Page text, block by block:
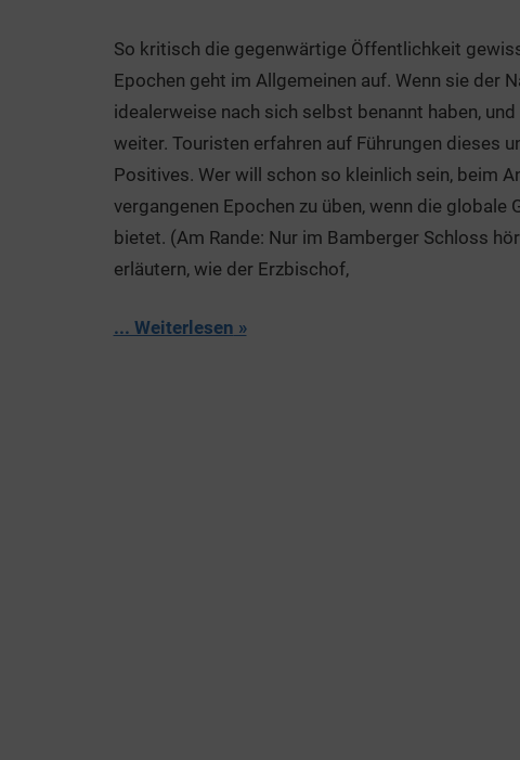
So kritisch die gegenwärtige Öffentlichkeit
Epochen geht im Allgemeinen auf. Wenn sie der
idealerweise nach sich selbst benannt haben,
weiter. Touristen erfahren auf Führungen dieses
Positives. Wer will schon so kleinlich sein, beim
vergangenen Epochen zu üben, wenn die
bietet. (Am Rande: Nur im Bamberger Schloss
erläutern, wie der Erzbischof,
... Weiterlesen